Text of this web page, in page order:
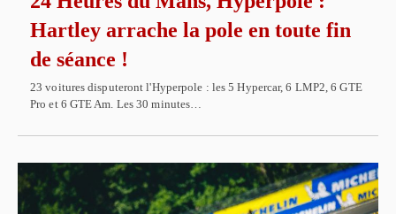
Hartley arrache la pole en toute fin
de séance !
23 voitures disputeront l'Hyperpole : les 5 Hypercar, 6 LMP2, 6 GTE
Pro et 6 GTE Am. Les 30 minutes…